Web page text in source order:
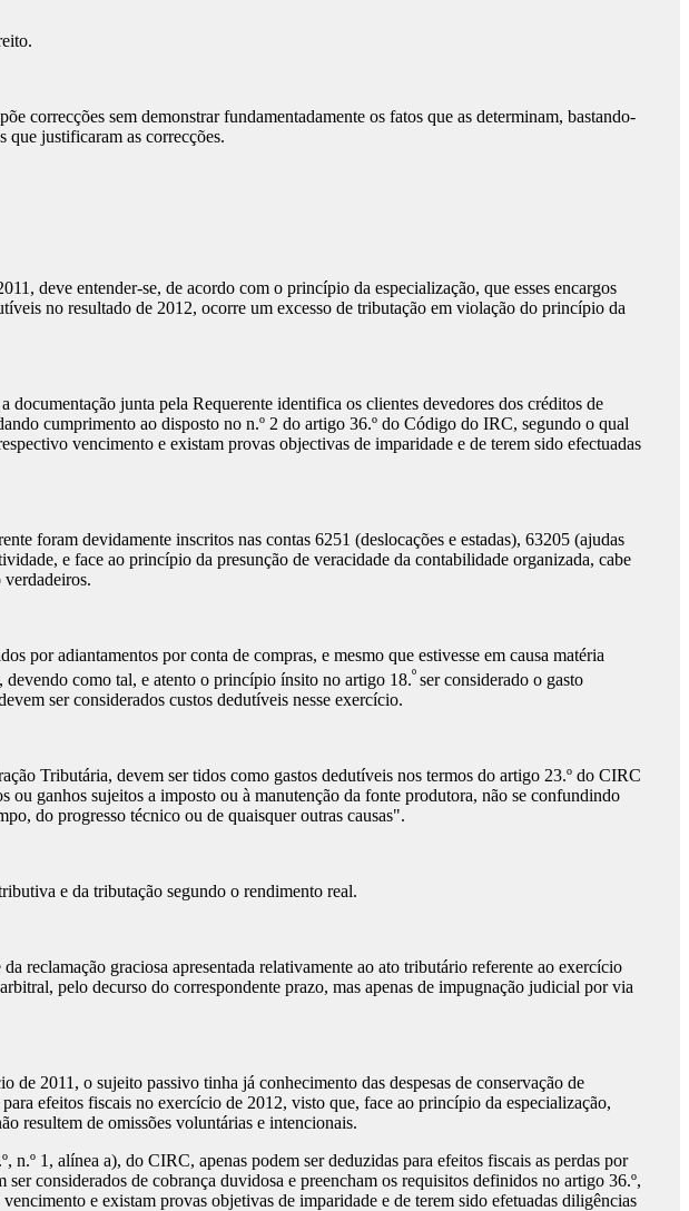
correcções sem demonstrar fundamentadamente os fatos que as determinam, bastando-
que justificaram as correcções.
deve entender-se, de acordo com o princípio da especialização, que esses encargos
no resultado de 2012, ocorre um excesso de tributação em violação do princípio da
junta pela Requerente identifica os clientes devedores dos créditos de
cumprimento ao disposto no n.º 2 do artigo 36.º do Código do IRC, segundo o qual
vencimento e existam provas objectivas de imparidade e de terem sido efectuadas
foram devidamente inscritos nas contas 6251 (deslocações e estadas), 63205 (ajudas
e face ao princípio da presunção de veracidade da contabilidade organizada, cabe
por adiantamentos por conta de compras, e mesmo que estivesse em causa matéria
devendo como tal, e atento o princípio ínsito no artigo 18.º ser considerado o gasto
ser considerados custos dedutíveis nesse exercício.
Tributária, devem ser tidos como gastos dedutíveis nos termos do artigo 23.º do CIRC
ou ganhos sujeitos a imposto ou à manutenção da fonte produtora, não se confundindo
do progresso técnico ou de quaisquer outras causas".
e da tributação segundo o rendimento real.
reclamação graciosa apresentada relativamente ao ato tributário referente ao exercício
pelo decurso do correspondente prazo, mas apenas de impugnação judicial por via
2011, o sujeito passivo tinha já conhecimento das despesas de conservação de
efeitos fiscais no exercício de 2012, visto que, face ao princípio da especialização,
resultem de omissões voluntárias e intencionais.
1, alínea a), do CIRC, apenas podem ser deduzidas para efeitos fiscais as perdas por
considerados de cobrança duvidosa e preencham os requisitos definidos no artigo 36.º,
e existam provas objetivas de imparidade e de terem sido efetuadas diligências